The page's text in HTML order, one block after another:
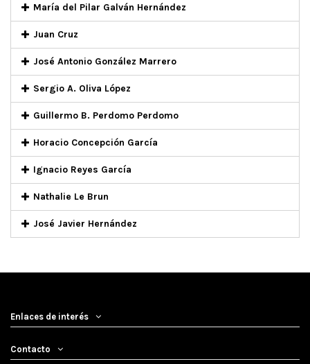
María del Pilar Galván Hernández
Juan Cruz
José Antonio González Marrero
Sergio A. Oliva López
Guillermo B. Perdomo Perdomo
Horacio Concepción García
Ignacio Reyes García
Nathalie Le Brun
José Javier Hernández
Enlaces de interés
Contacto